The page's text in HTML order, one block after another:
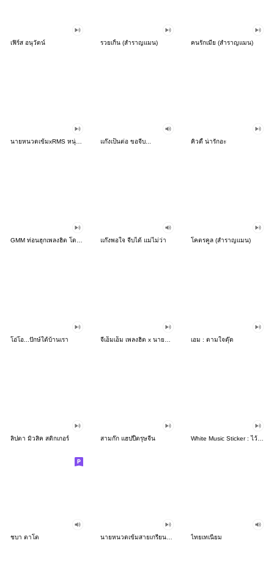
เฟิร์ส อนุวัตน์ รวยเกิ้น (สำราญแมน) คนรักเมีย (สำราญแมน)
แก๊งเป็นต่อ ขอจีบ... คิวตี้ น่ารักอะ
GMM ท่อนฮุกเพลงฮิต โดนใจวัยล้านตลับ แก๊งพอใจ จีบได้ แม่ไม่ว่า โคตรคูล (สำราญแมน)
โอ่โอ...ปักษ์ใต้บ้านเรา เอม : ตามใจตุ๊ด
ลิปตา มิวสิค สติกเกอร์ สามก๊ก แฮปปี้ตรุษจีน White Music Sticker : ไว้แชท
ชบา ตาโต นายหนวดเข้มสายเกรียนxGMM MUSIC HITสายกวน ไทยเทเนียม